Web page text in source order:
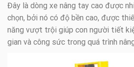
Đây là dòng xe nâng tay cao được
chọn, bởi nó có độ bền cao, được
năng vượt trội giúp con người tiết
gian và công sức trong quá trình